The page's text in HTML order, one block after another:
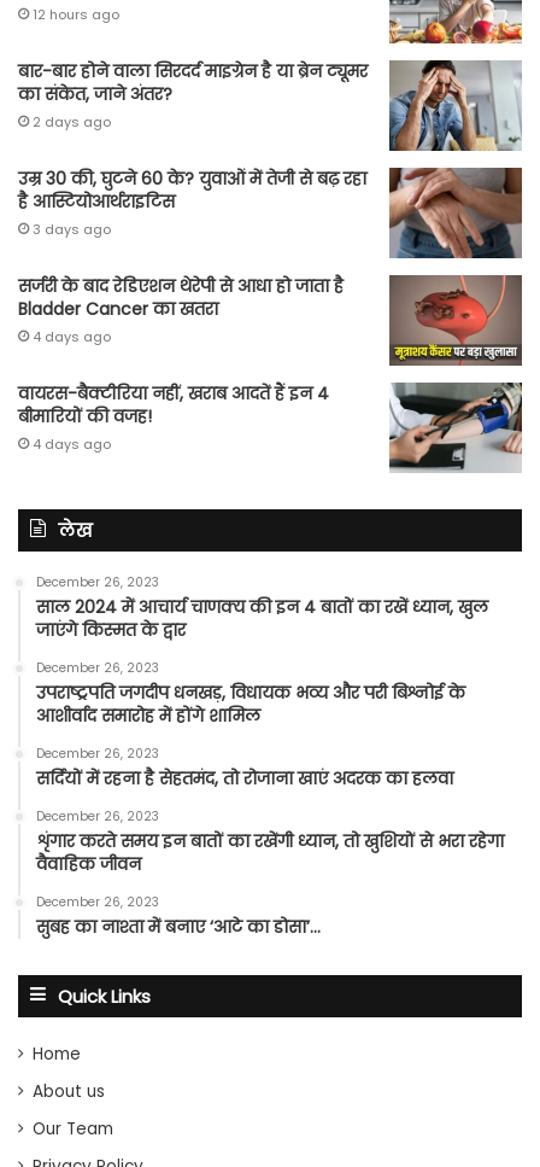
12 hours ago
बार-बार होने वाला सिरदर्द माइग्रेन है या ब्रेन ट्यूमर
का संकेत, जाने अंतर?
2 days ago
उम्र 30 की, घुटने 60 के? युवाओं में तेजी से बढ़ रहा
है आस्टियोआर्थराइटिस
3 days ago
सर्जरी के बाद रेडिएशन थेरेपी से आधा हो जाता है
Bladder Cancer का खतरा
4 days ago
वायरस-बैक्टीरिया नहीं, खराब आदतें हैं इन 4
बीमारियों की वजह!
4 days ago
लेख
December 26, 2023
साल 2024 में आचार्य चाणक्य की इन 4 बातों का रखें ध्यान, खुल
जाएंगे किस्मत के द्वार
December 26, 2023
उपराष्ट्रपति जगदीप धनखड़, विधायक भव्य और परी बिश्नोई के
आशीर्वाद समारोह में होंगे शामिल
December 26, 2023
सर्दियों में रहना है सेहतमंद, तो रोजाना खाएं अदरक का हलवा
December 26, 2023
शृंगार करते समय इन बातों का रखेंगी ध्यान, तो खुशियों से भरा रहेगा
वैवाहिक जीवन
December 26, 2023
सुबह का नाश्ता में बनाए ‘आटे का डोसा’…
Quick Links
Home
About us
Our Team